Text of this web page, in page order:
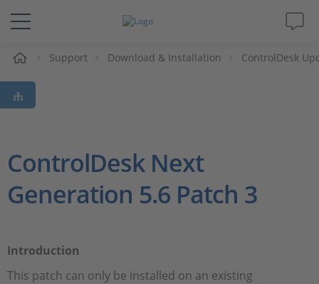
Solutions & Produits
Support
Société
Support Download & Installation ControlDesk
ControlDesk Next
Generation 5.6 Patch 3
Introduction
This patch can only be installed on an existing